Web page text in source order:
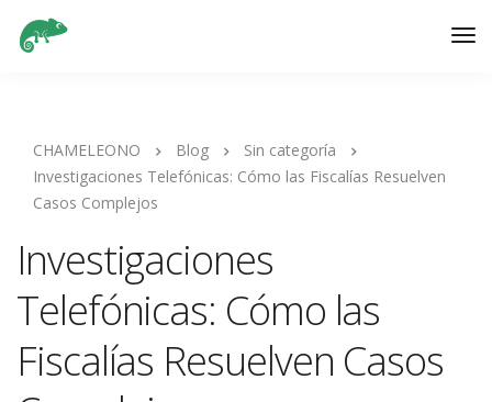
CHAMELEONO Blog
Sin categoría
Investigaciones Telefónicas: Cómo las Fiscalías Resuelven
Casos Complejos
Investigaciones
Telefónicas: Cómo las
Fiscalías Resuelven Casos